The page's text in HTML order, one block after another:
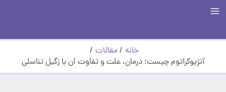
پرش
محتوا
Menu
خانه
مقالات
آنژیوکراتوم چیست؛ درمان، علت و تفاوت آن با زگیل تناسلی